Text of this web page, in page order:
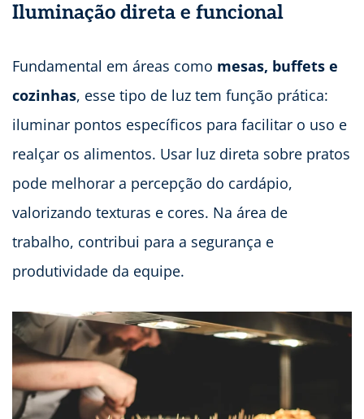
Iluminação direta e funcional
Fundamental em áreas como mesas, buffets e
cozinhas, esse tipo de luz tem função prática:
iluminar pontos específicos para facilitar o uso e
realçar os alimentos. Usar luz direta sobre pratos
pode melhorar a percepção do cardápio,
valorizando texturas e cores. Na área de
trabalho, contribui para a segurança e
produtividade da equipe.